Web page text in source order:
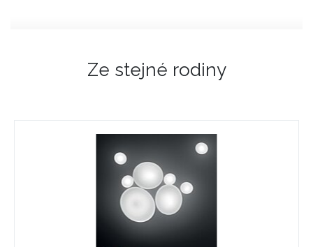
Ze stejné rodiny